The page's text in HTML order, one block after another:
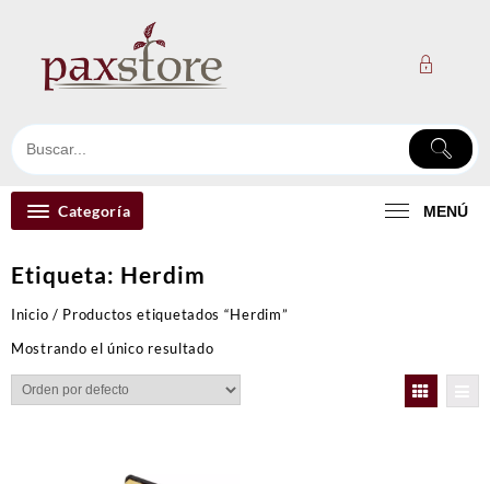
contenido
Categoría MENÚ
Etiqueta: Herdim
Inicio / Productos etiquetados “Herdim”
Mostrando el único resultado